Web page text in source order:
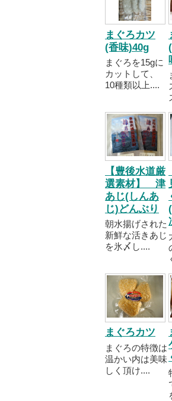
まぐろカツ
(香味)40g
まぐろを15gに
カットして、
10種類以上....
【豊後水道厳
選素材】 津
あじ(しんあ
じ)どんぶり
朝水揚げされた
新鮮な活きあじ
を氷〆し....
まぐろカツ
まぐろの特徴は
温かい内は美味
しく頂け....